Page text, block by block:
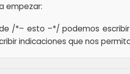
empezar:
/*– esto –*/ podemos
indicaciones que nos